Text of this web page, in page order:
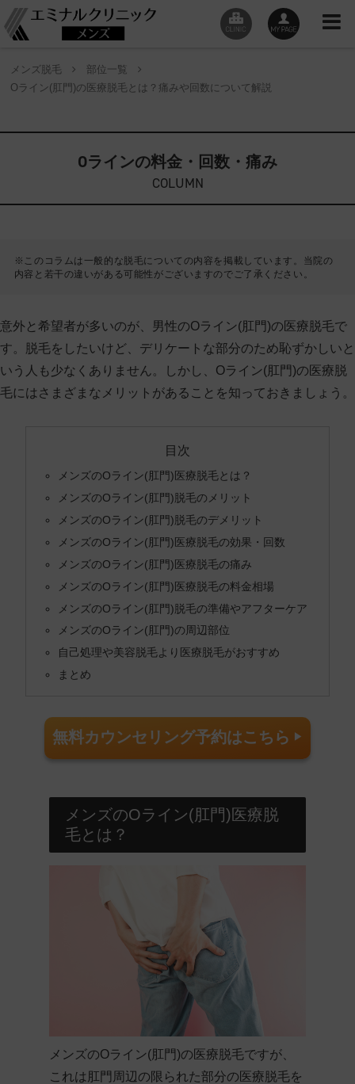
メンズ脱毛
部位一覧
Oライン(肛門)の医療脱毛とは？痛みや回数について解説
Oラインの料金・回数・痛み
COLUMN
※このコラムは一般的な脱毛についての内容を掲載しています。当院の
内容と若干の違いがある可能性がございますのでご了承ください。
意外と希望者が多いのが、男性のOライン(肛門)の医療脱毛で
す。脱毛をしたいけど、デリケートな部分のため恥ずかしいと
いう人も少なくありません。しかし、Oライン(肛門)の医療脱
毛にはさまざまなメリットがあることを知っておきましょう。
目次
メンズのOライン(肛門)医療脱毛とは？
メンズのOライン(肛門)脱毛のメリット
メンズのOライン(肛門)脱毛のデメリット
メンズのOライン(肛門)医療脱毛の効果・回数
メンズのOライン(肛門)医療脱毛の痛み
メンズのOライン(肛門)医療脱毛の料金相場
メンズのOライン(肛門)脱毛の準備やアフターケア
メンズのOライン(肛門)の周辺部位
自己処理や美容脱毛より医療脱毛がおすすめ
まとめ
無料カウンセリング予約はこちら ▶︎
メンズのOライン(肛門)医療脱
毛とは？
メンズのOライン(肛門)の医療脱毛ですが、
これは肛門周辺の限られた部分の医療脱毛を